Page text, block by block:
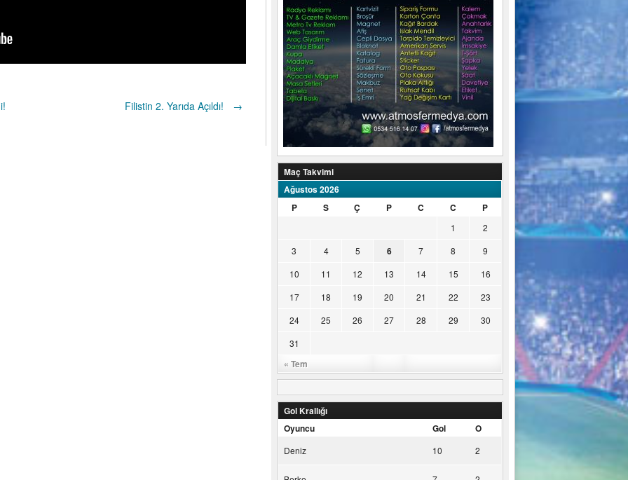
Filistin 2. Yarıda Açıldı! →
Maç Takvimi
Ağustos 2026
P
S Ç P C C P
« Tem
1
2
3
4 5 6 7 8
9
10
11 12 13 14 15
16
17
18 19 20 21 22
23
24
25 26 27 28 29
30
31
Gol Krallığı
Oyuncu
Gol O
Deniz 10 2